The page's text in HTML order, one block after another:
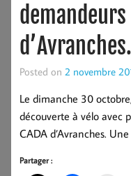
demandeurs
d’Avranches.
Posted on 2 novembre
Le dimanche 30
découverte à vélo avec
CADA d’Avranches.
Partager :